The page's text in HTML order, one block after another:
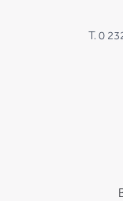
T. 0